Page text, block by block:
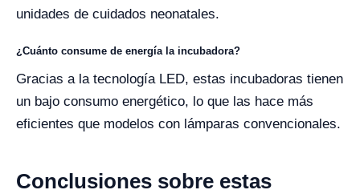
unidades de cuidados neonatales.
¿Cuánto consume de energía la incubadora?
Gracias a la tecnología LED, estas incubadoras tienen
un bajo consumo energético, lo que las hace más
eficientes que modelos con lámparas convencionales.
Conclusiones sobre estas